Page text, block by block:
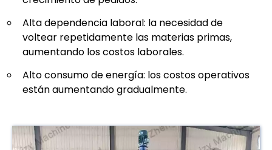
Alta dependencia laboral: la necesidad de
voltear repetidamente las materias primas,
aumentando los costos laborales.
Alto consumo de energía: los costos operativos
están aumentando gradualmente.